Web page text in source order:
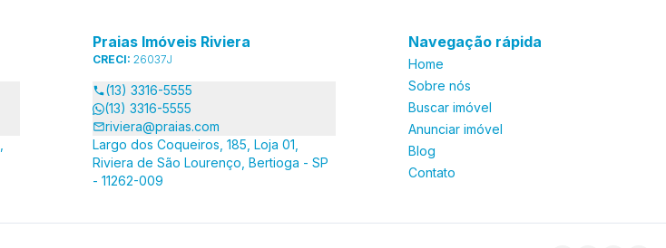
Praias Imóveis Riviera
CRECI: 26037J
(13) 3316-5555
(13) 3316-5555
riviera@praias.com
Largo dos Coqueiros, 185, Loja 01,
Riviera de São Lourenço, Bertioga - SP
- 11262-009
Navegação rápida
Home
Sobre nós
Buscar imóvel
Anunciar imóvel
Blog
Contato